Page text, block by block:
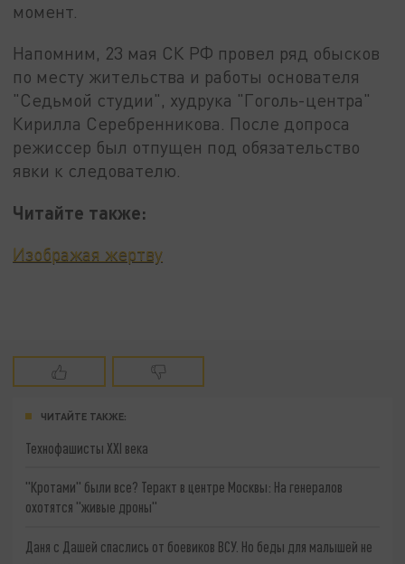
момент.
Напомним, 23 мая СК РФ провел ряд обысков
по месту жительства и работы основателя
"Седьмой студии", худрука "Гоголь-центра"
Кирилла Серебренникова. После допроса
режиссер был отпущен под обязательство
явки к следователю.
Читайте также:
Изображая жертву
ЧИТАЙТЕ ТАКЖЕ:
Технофашисты XXI века
"Кротами" были все? Теракт в центре Москвы: На генералов
охотятся "живые дроны"
Даня с Дашей спаслись от боевиков ВСУ. Но беды для малышей не